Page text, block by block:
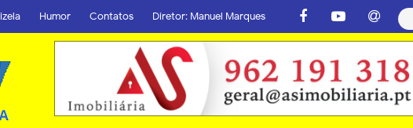
Humor Contatos Diretor: Manuel Marques